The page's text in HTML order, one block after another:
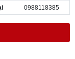
0988118385